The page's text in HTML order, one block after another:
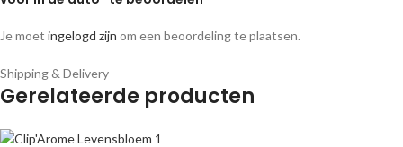
Je moet ingelogd zijn om een beoordeling te plaatsen.
Shipping & Delivery
Gerelateerde producten